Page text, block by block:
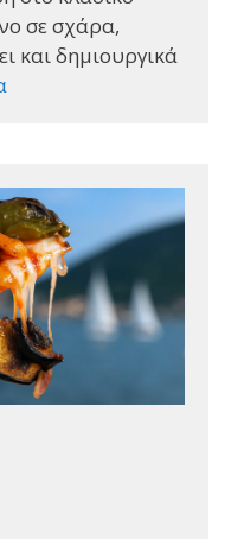
σε σχάρα,
και δημιουργικά